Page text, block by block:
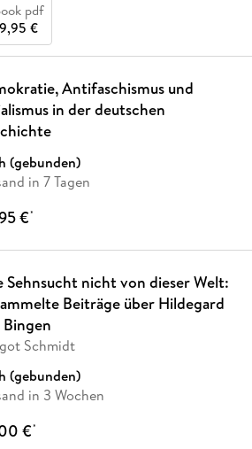
pdf
€
Antifaschismus und
in der deutschen
(gebunden)
in 7 Tagen
€*
Sehnsucht nicht von dieser Welt:
Beiträge über Hildegard
Schmidt
(gebunden)
in 3 Wochen
€*